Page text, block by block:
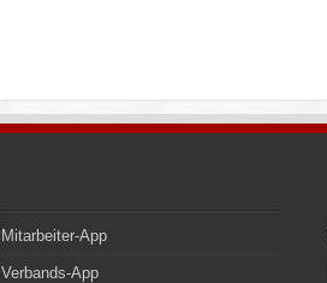
Mitarbeiter-App
Verbands-App